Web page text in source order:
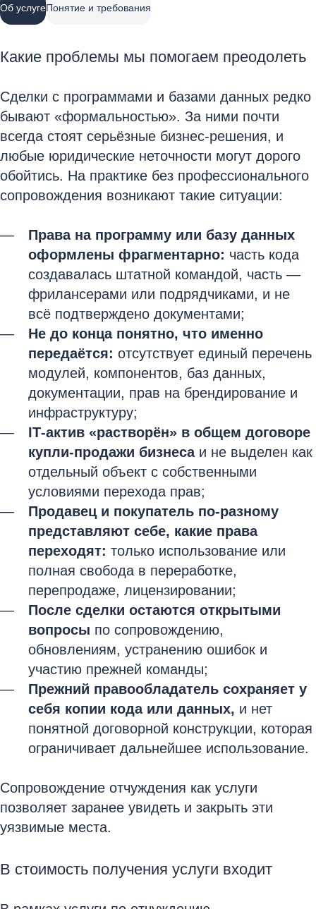
Об услугеПонятие и требования
Какие проблемы мы помогаем преодолеть
Сделки с программами и базами данных редко
бывают «формальностью». За ними почти
всегда стоят серьёзные бизнес‑решения, и
любые юридические неточности могут дорого
обойтись. На практике без профессионального
сопровождения возникают такие ситуации:
Права на программу или базу данных
оформлены фрагментарно: часть кода
создавалась штатной командой, часть —
фрилансерами или подрядчиками, и не
всё подтверждено документами;
Не до конца понятно, что именно
передаётся: отсутствует единый перечень
модулей, компонентов, баз данных,
документации, прав на брендирование и
инфраструктуру;
IT‑актив «растворён» в общем договоре
купли‑продажи бизнесаи не выделен как
отдельный объект с собственными
условиями перехода прав;
Продавец и покупатель по‑разному
представляют себе, какие права
переходят: только использование или
полная свобода в переработке,
перепродаже, лицензировании;
После сделки остаются открытыми
вопросы по сопровождению,
обновлениям, устранению ошибок и
участию прежней команды;
Прежний правообладатель сохраняет у
себя копии кода или данных, и нет
понятной договорной конструкции, которая
ограничивает дальнейшее использование.
Сопровождение отчуждения как услуги
позволяет заранее увидеть и закрыть эти
уязвимые места.
В стоимость получения услуги входит